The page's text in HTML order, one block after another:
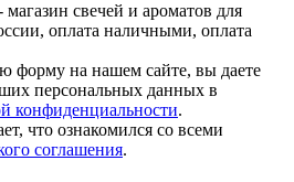
свечей и ароматов для
оплата наличными, оплата
форму на нашем сайте, вы даете
персональных данных в
конфиденциальности.
что ознакомился со всеми
соглашения.